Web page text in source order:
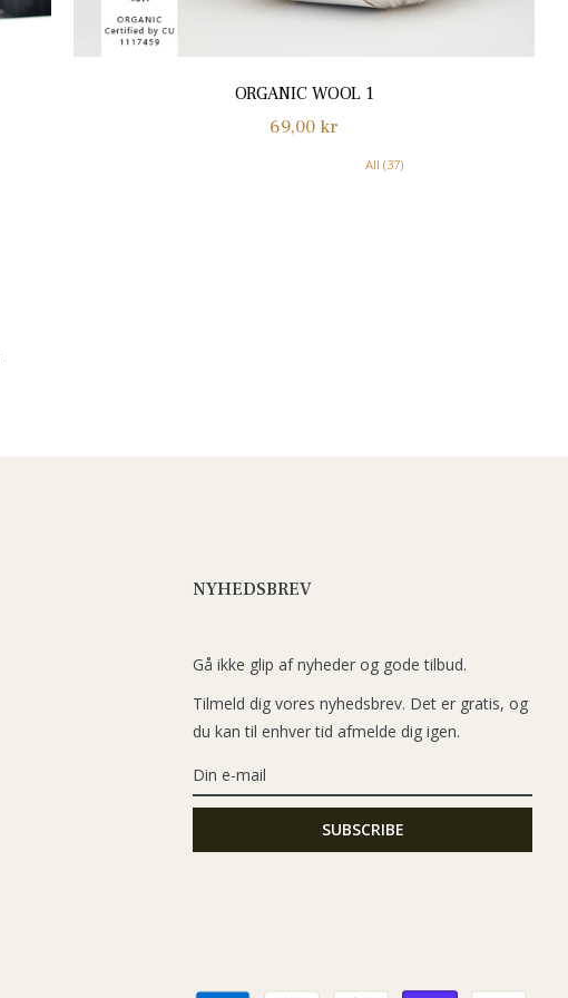
ORGANIC WOOL 1
Normalpris
69,00 kr
All (37)
NYHEDSBREV
Gå ikke glip af nyheder og gode tilbud.
Tilmeld dig vores nyhedsbrev. Det er gratis, og
du kan til enhver tid afmelde dig igen.